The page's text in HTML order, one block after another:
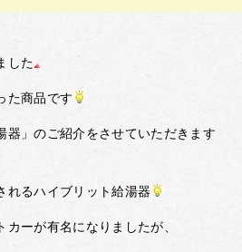
した
た商品です
器」のご紹介をさせていただきます
れるハイブリット給湯器
ーが有名になりましたが、